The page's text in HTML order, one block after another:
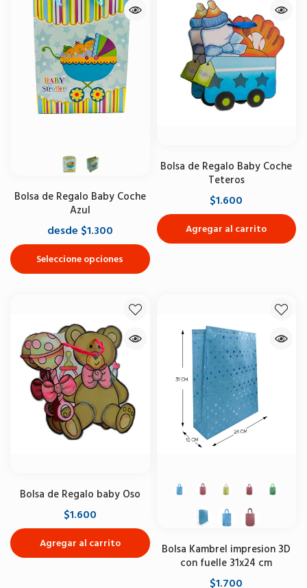
Bolsa de Regalo Baby Coche
Azul
desde $1.300
Seleccione opciones
Bolsa de Regalo Baby Coche
Teteros
$1.600
Agregar al carrito
Bolsa de Regalo baby Oso
$1.600
Agregar al carrito
Bolsa Kambrel impresion 3D
con fuelle 31x24 cm
$1.700